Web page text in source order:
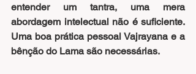
entender um tantra, uma mera
abordagem intelectual não é suficiente.
Uma boa prática pessoal Vajrayana e a
bênção do Lama são necessárias.